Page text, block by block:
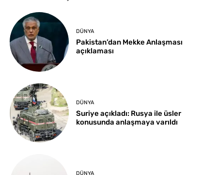
DÜNYA
Pakistan’dan Mekke Anlaşması
açıklaması
DÜNYA
Suriye açıkladı: Rusya ile üsler
konusunda anlaşmaya varıldı
DÜNYA